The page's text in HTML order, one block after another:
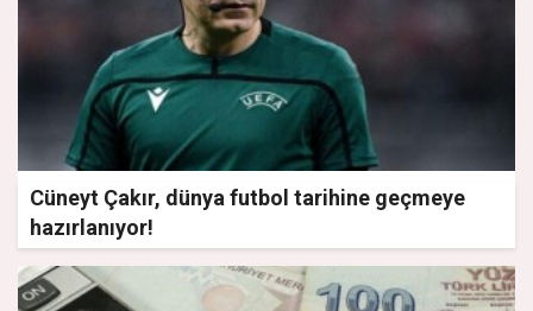
Cüneyt Çakır, dünya futbol tarihine geçmeye
hazırlanıyor!